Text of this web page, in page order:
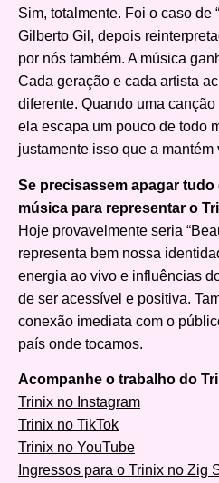
Sim, totalmente. Foi o caso de
Gilberto Gil, depois
por nós também. A música
Cada geração e cada artista
diferente. Quando uma
ela escapa um pouco de todo
justamente isso que a mantém
Se precisassem apagar tudo
música para representar o
Hoje provavelmente seria
representa bem nossa
energia ao vivo e influências
de ser acessível e positiva.
conexão imediata com o
país onde tocamos.
Acompanhe o trabalho do
Trinix no Instagram
Trinix no TikTok
Trinix no YouTube
Ingressos para o Trinix no Zig